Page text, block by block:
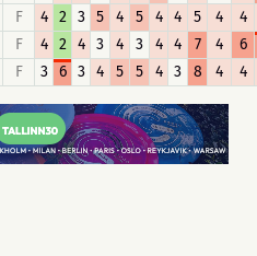
F 4 2 3 5 4 5 4 4 5 4
4
F 4 2 4 3 4 3 4 4 7 4
6
F 3 6 3 4 5 5 4 3 8 4 4